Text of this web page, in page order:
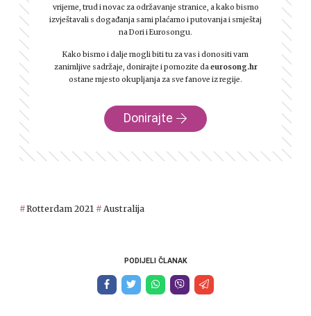
vrijeme, trud i novac za održavanje stranice, a kako bismo
izvještavali s događanja sami plaćamo i putovanja i smještaj
na Dori i Eurosongu.
Kako bismo i dalje mogli biti tu za vas i donositi vam
zanimljive sadržaje, donirajte i pomozite da eurosong.hr
ostane mjesto okupljanja za sve fanove iz regije.
Donirajte
Rotterdam 2021 Australija
PODIJELI ČLANAK